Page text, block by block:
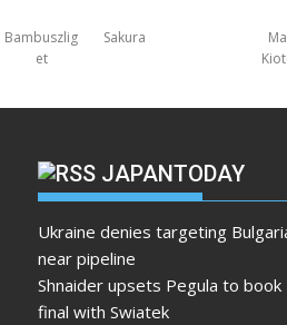
Bambuszlig
et
Sakura
JAPANTODAY
Ukraine denies targeting
near pipeline
Shnaider upsets Pegula to
final with Swiatek